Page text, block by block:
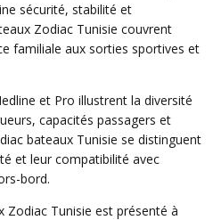
sécurité, stabilité et
Zodiac Tunisie couvrent
familiale aux sorties sportives et
et Pro illustrent la diversité
capacités passagers et
bateaux Tunisie se distinguent
et leur compatibilité avec
bord.
Zodiac Tunisie est présenté à